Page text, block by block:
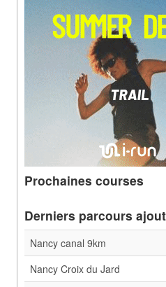
Prochaines courses
Derniers parcours
Nancy canal 9km
Nancy Croix du Jard